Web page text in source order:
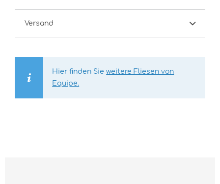
Versand
Hier finden Sieweitere Fliesen von
Equipe.